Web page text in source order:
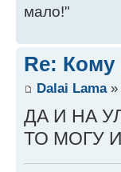
мало!"
Re:
Dalai Lama»
ДА И НА
ТО МОГУ